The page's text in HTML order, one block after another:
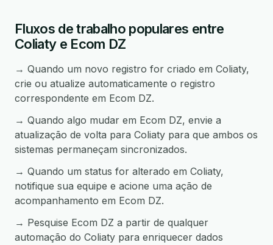
Fluxos de trabalho populares entre
Coliaty e Ecom DZ
→ Quando um novo registro for criado em Coliaty,
crie ou atualize automaticamente o registro
correspondente em Ecom DZ.
→ Quando algo mudar em Ecom DZ, envie a
atualização de volta para Coliaty para que ambos os
sistemas permaneçam sincronizados.
→ Quando um status for alterado em Coliaty,
notifique sua equipe e acione uma ação de
acompanhamento em Ecom DZ.
→ Pesquise Ecom DZ a partir de qualquer
automação do Coliaty para enriquecer dados